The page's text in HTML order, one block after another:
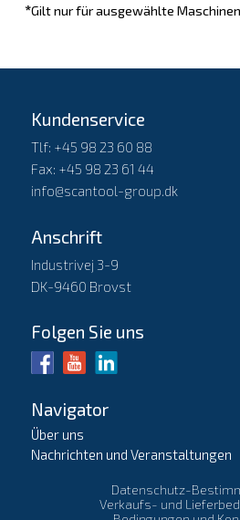
*Gilt nur für ausgewählte
Kundenservice
Tlf: +45 98 23 60 88
Fax: +45 98 23 61 44
info@scantool-group.dk
Anschrift
Industrivej 3-9
DK-9460 Brovst
Folgen Sie uns
Navigator
Über uns
Nachrichten und Veranstaltungen
Datenschutz-
Verkaufs- und